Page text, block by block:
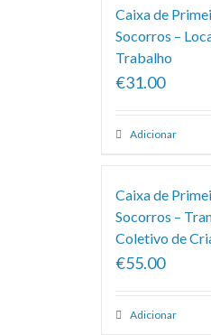
Caixa de
Socorros –
Trabalho
€31.00
Adicionar
Caixa de
Socorros –
Coletivo de
€55.00
Adicionar